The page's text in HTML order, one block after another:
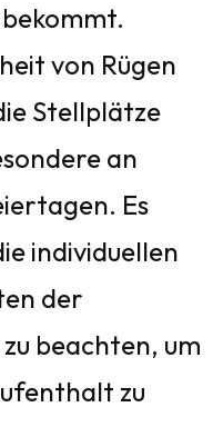
von Rügen
Stellplätze
an
Es
individuellen
der
beachten, um
zu